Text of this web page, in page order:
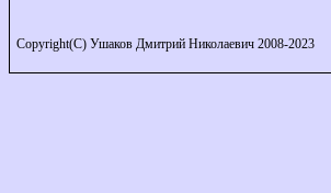
Copyright(C) Ушаков Дмитрий Николаевич 2008-2023